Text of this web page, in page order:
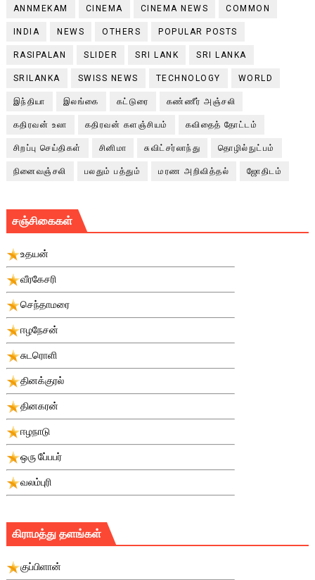
ANNMEKAM CINEMA CINEMA NEWS COMMON
INDIA NEWS OTHERS POPULAR POSTS
RASIPALAN SLIDER SRI LANK SRI LANKA
SRILANKA SWISS NEWS TECHNOLOGY WORLD
இந்தியா இலங்கை கட்டுரை கண்ணீர் அஞ்சலி
கதிரவன் உலா கதிரவன் களஞ்சியம் கவிதைத் தோட்டம்
சிறப்பு செய்திகள் சினிமா சுவிட்சர்லாந்து தொழில்நுட்பம்
நினைவஞ்சலி பலதும் பத்தும் மரண அறிவித்தல் ஜோதிடம்
சஞ்சிகைகள்
உதயன்
வீரகேசரி
செந்தாமரை
ஈழநேசன்
சுடரொளி
தினக்குரல்
தினகரன்
ஈழநாடு
ஒரு பே்பபர்
வலம்புரி
கிராமத்து தளங்கள்
குப்பிளான்